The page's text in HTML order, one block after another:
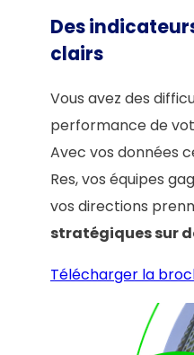
Des
clairs
Vous avez des
performance de
Avec vos données
Res, vos équipes
vos directions
stratégiques sur
Télécharger la